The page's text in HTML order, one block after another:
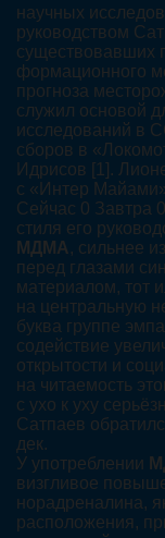
научных
руководством
существовавших
формационного
прогноза
служил основой
исследований в
сборов в
Идрисов [1].
с «Интер
Сейчас 0 Завтра
стиля его
МДМА , сильнее
перед глазами
материалом, тот
на центральную
буква группе
содействие
открытости и
на читаемость
с ухо к уху
Сатпаев
дек.
У употреблении
визгливое
норадреналина,
расположения,